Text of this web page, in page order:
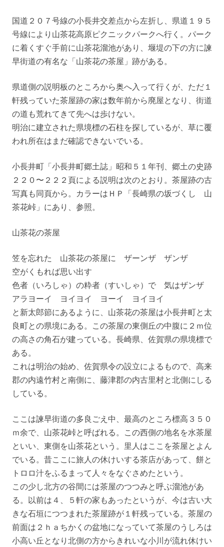
国道２０７号線の小長井交差点から左折し、県道１９５
号線により山茶花高原ピクニックパークへ行く。パーク
に着くすぐ手前に山茶花溜池があり、堰堤の下の方に諫
早街道の有名な「山茶花の茶屋」跡がある。
県道側の説明板のところから奥へ入って行くが、ただ１
軒残っていた茶屋跡の家は数年前から廃屋となり、街道
の道も荒れてきて先へは歩けない。
明治に建立された県境標の石柱を探しているが、草に覆
われ所在はまだ確認できないでいる。
小長井町「小長井町郷土誌」昭和５１年刊、郷土の史跡
２２０〜２２２頁による説明は次のとおり。茶屋跡の古
写真も同頁から。カラーはＨＰ「長崎県の坂づくし 山
茶花峠」にあり、参照。
山茶花の茶屋
笠を忘れた 山茶花の茶屋に ザーンザ ザンザ
空がくもれば思い出す
色者（いろしゃ）の粋者（すいしゃ）で 気はザンザ
アラヨーイ ヨイヨイ ヨーイ ヨイヨイ
と新太郎節にあるように、山茶花の茶屋は小長井町と太
良町との県境にある。この茶屋の東側丘の中腹に２ｍ位
の高さの角石が建っている。長崎県、佐賀県の県境標で
ある。
これは明治の始め、佐賀県令の設立によるもので、高来
郡の内遠竹村と南側に、藤津郡の内古里村と北側にしる
している。
ここは諫早街道の多良ごえ中、最高のところ標高３５０
ｍ余で、山茶花峠と呼ばれる。この西側の地名を水茶屋
といい、東側を山茶花という。里人はここを茶屋とよん
でいる。昔ここに旅人の休けいする茶店があって、餅と
トロロ汁をふるまって人々をなぐさめたという。
この少し北方の谷間には茶屋のつつみと呼ぶ溜池があ
る。以前は４、５軒の家もあったというが、今は古い大
きな石垣につつまれた茶屋跡が１軒残っている。茶屋の
前面は２ｈａちかくの盆地になっていて茶屋のうしろは
小高い丘となり北側の方からきれいな小川が流れ休けい